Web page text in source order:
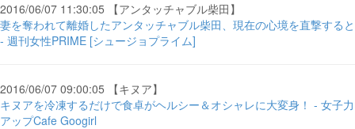
2016/06/07 11:30:05 【アンタッチャブル柴田】
妻を奪われて離婚したアンタッチャブル柴田、現在の心境を直撃すると
- 週刊女性PRIME [シュージョプライム]
2016/06/07 09:00:05 【キヌア】
キヌアを冷凍するだけで食卓がヘルシー＆オシャレに大変身！ - 女子力
アップCafe Googirl